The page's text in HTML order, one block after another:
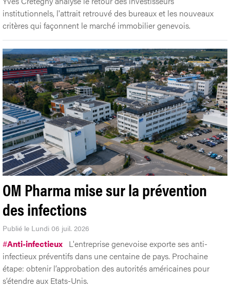
Publié le Mercredi 08 juil. 2026
#Investissement immobilier Le directeur des ventes de Naef
institutionnels, l'attrait retrouvé des bureaux et les nouveaux
critères qui façonnent le marché immobilier genevois.
OM Pharma mise sur la prévention
des infections
Publié le Lundi 06 juil. 2026
#Anti-infectieux
L'entreprise genevoise exporte ses anti-